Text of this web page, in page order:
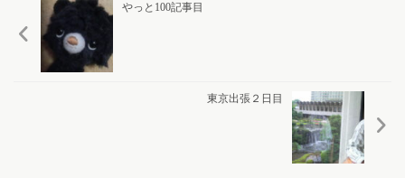
やっと100記事目
東京出張２日目